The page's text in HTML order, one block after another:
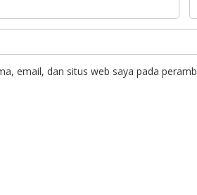
email, dan situs web saya pada